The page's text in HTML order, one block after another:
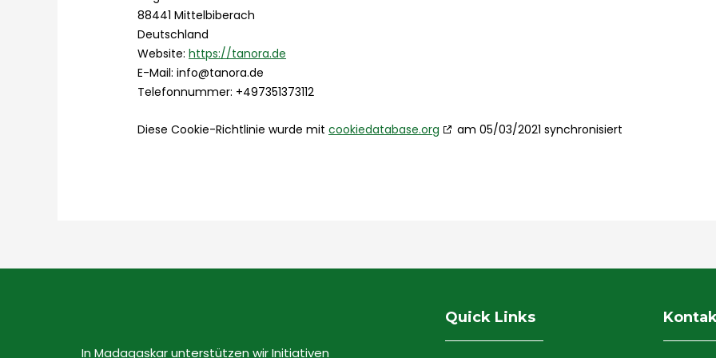
88441 Mittelbiberach
Deutschland
Website:https://tanora.de
E-Mail:ed.aronat@ofni
Telefonnummer: +497351373112
Diese Cookie-Richtlinie wurde mitcookiedatabase.org am 05/03/2021 synchronisiert
In Madagaskar unterstützen wir Initiativen
Quick Links